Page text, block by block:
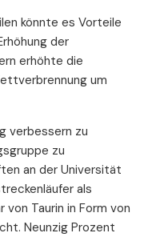
könnte es Vorteile
der
erhöhte die
um
verbessern zu
zu
an der Universität
als
von Taurin in Form von
Neunzig Prozent